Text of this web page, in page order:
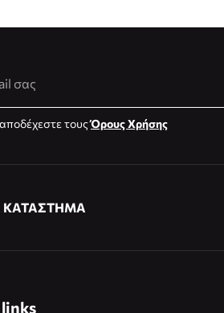
τουςΌρους Χρήσης
ΚΑΤΑΣΤΗΜΑ